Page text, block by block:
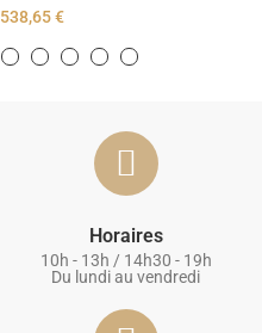
538,65 €
Horaires
10h - 13h / 14h30 - 19h
Du lundi au vendredi